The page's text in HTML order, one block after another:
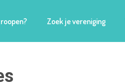
Zoek je vereniging